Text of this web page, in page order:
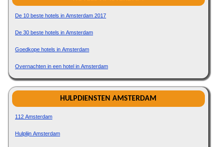
De 10 beste hotels in Amsterdam 2017
De 30 beste hotels in Amsterdam
Goedkope hotels in Amsterdam
Overnachten in een hotel in Amsterdam
HULPDIENSTEN AMSTERDAM
112 Amsterdam
Hulplijn Amsterdam